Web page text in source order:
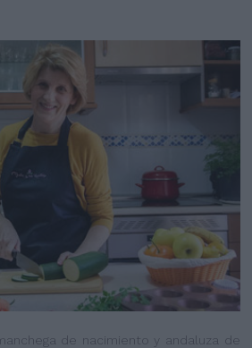
de nacimiento y andaluza de